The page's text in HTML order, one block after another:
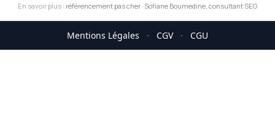
En savoir plus : référencement pas cher · Sofiane Boumedine, consultant SEO
Mentions Légales · CGV · CGU